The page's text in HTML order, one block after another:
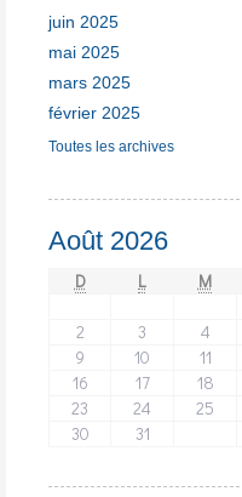
juin 2025
mai 2025
mars 2025
février 2025
Toutes les archives
Août 2026
D L M
2
3 4
9
10 11
16
17 18
23
24 25
30
31